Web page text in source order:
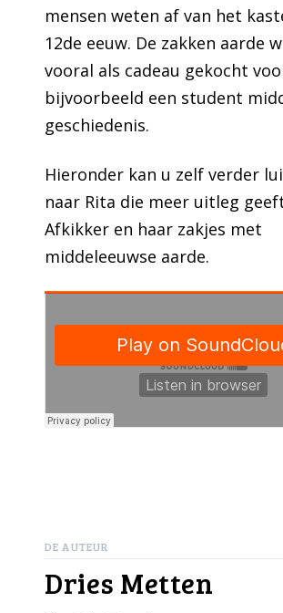
mensen weten af van het
12de eeuw. De zakken aarde
vooral als cadeau gekocht
bijvoorbeeld een student
geschiedenis.
Hieronder kan u zelf verder
naar Rita die meer uitleg
Afkikker en haar zakjes met
middeleeuwse aarde.
DE AUTEUR
Dries Metten